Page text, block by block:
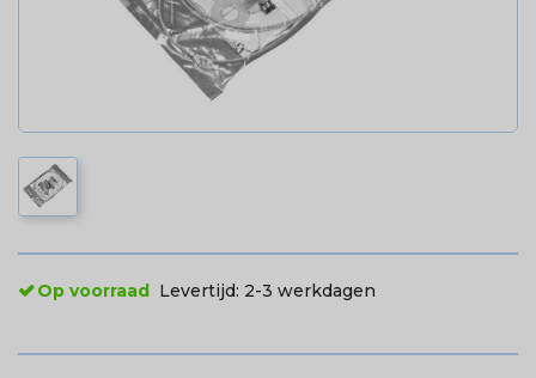
Op voorraad Levertijd: 2-3 werkdagen